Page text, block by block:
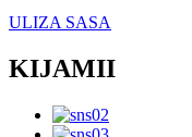
ULIZA SASA
KIJAMII